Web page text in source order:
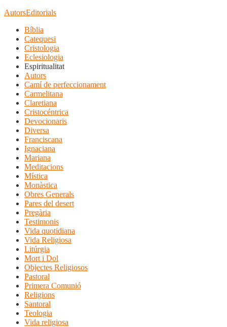
AutorsEditorials
Bíblia
Catequesi
Cristologia
Eclesiologia
Espiritualitat
Autors
Camí de perfeccionament
Carmelitana
Claretiana
Cristocéntrica
Devocionaris
Diversa
Franciscana
Ignaciana
Mariana
Meditacions
Mística
Monàstica
Obres Generals
Pares del desert
Pregària
Testimonis
Vida quotidiana
Vida Religiosa
Litúrgia
Mort i Dol
Objectes Religiosos
Pastoral
Primera Comunió
Religions
Santoral
Teologia
Vida religiosa